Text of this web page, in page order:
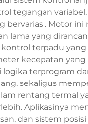
tegangan
Motor
lama yang
terpadu yang
kecepatan
terprogram
sekaligus
rentang termal
Aplikasinya
dan sistem